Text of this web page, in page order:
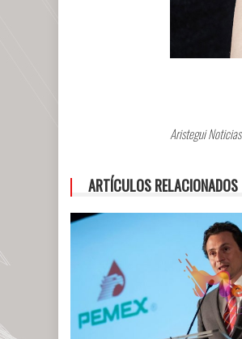
Aristegui Noticias
ARTÍCULOS RELACIONADOS